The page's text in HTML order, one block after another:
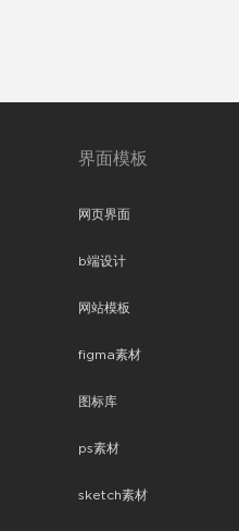
界面模板
网页界面
b端设计
网站模板
figma素材
图标库
ps素材
sketch素材